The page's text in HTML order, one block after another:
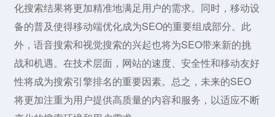
化搜索结果将更加精准地满足用户的需求。同时，移动设
备的普及使得移动端优化成为SEO的重要组成部分。此
外，语音搜索和视觉搜索的兴起也将为SEO带来新的挑
战和机遇。在技术层面，网站的速度、安全性和移动友好
性将成为搜索引擎排名的重要因素。总之，未来的SEO
将更加注重为用户提供高质量的内容和服务，以适应不断